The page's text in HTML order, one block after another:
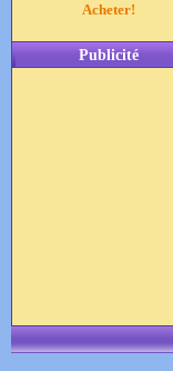
Acheter!
Publicité